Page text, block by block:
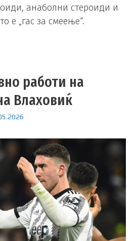
анаболни стероиди и
е „гас за смеење“.
работи на
Влаховиќ